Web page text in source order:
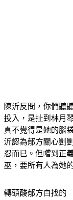
陳沂反問，你們聽
投入，是扯到林月
真不覺得是她的腦
沂認為郁方關心剴
忍而已。但嚐到正
巫，要所有人為她
轉頭酸郁方自找的